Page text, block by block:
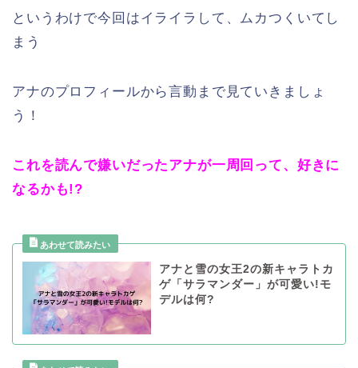
というわけで今回はイライラして、ムカつくいてし
まう
アナのプロフィールから言動まで見ていきましょ
う！
これを読んで嫌いだったアナが一周回って、好きに
なるかも!?
アナと雪の女王2の新キャラトカ
ゲ「サラマンダー」が可愛い!モ
デルは何?